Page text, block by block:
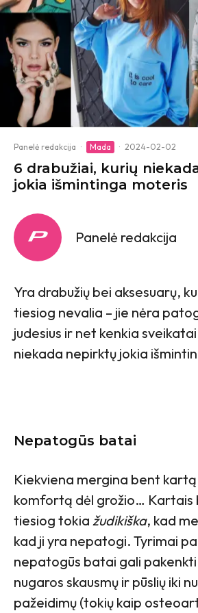
Panelė redakcija · Mada · 2024-02-02
6 drabužiai, kurių
jokia išmintinga moteris
Panelė redakcija
Yra drabužių bei aksesuarų,
tiesiog nevalia – jie nėra
judesius ir net kenkia
niekada nepirktų jokia
Nepatogūs batai
Kiekviena mergina bent
komfortą dėl grožio… Kartais
tiesiog tokia žudikiška, kad
kad ji yra nepatogi. Tyrimai
nepatogūs batai gali pakenkti
nugaros skausmų ir pūslių iki
pažeidimų (tokių kaip